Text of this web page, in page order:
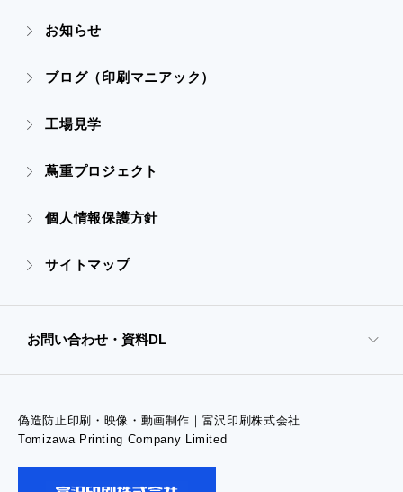
- 販促グッズ
- CSR活動
- ぎぞらーず
- デザイン
お知らせ
ブログ（印刷マニアック）
工場見学
蔦重プロジェクト
個人情報保護方針
サイトマップ
お問い合わせ・資料DL
- お問い合わせTOP
- お問い合わせ
偽造防止印刷・映像・動画制作｜富沢印刷株式会社
Tomizawa Printing Company Limited